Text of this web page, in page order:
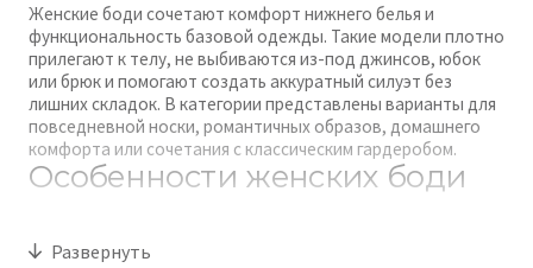
Женские боди сочетают комфорт нижнего белья и
функциональность базовой одежды. Такие модели плотно
прилегают к телу, не выбиваются из-под джинсов, юбок
или брюк и помогают создать аккуратный силуэт без
лишних складок. В категории представлены варианты для
повседневной носки, романтичных образов, домашнего
комфорта или сочетания с классическим гардеробом.
Особенности женских боди
надежная фиксация на теле. В отличие от обычных маек
Развернуть